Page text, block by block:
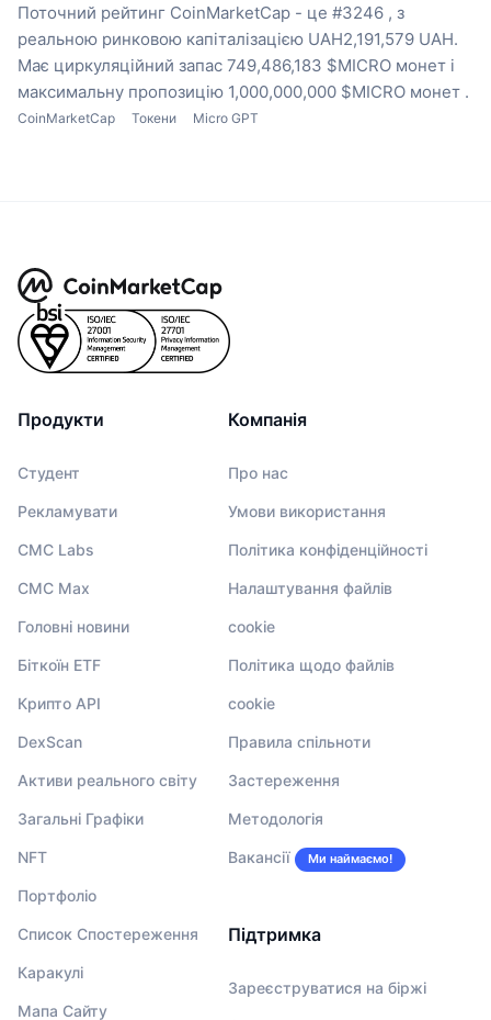
Поточний рейтинг CoinMarketCap - це #3246 , з
реальною ринковою капіталізацією UAH2,191,579 UAH.
Має циркуляційний запас 749,486,183 $MICRO монет і
максимальну пропозицію 1,000,000,000 $MICRO монет .
CoinMarketCap Токени Micro GPT
Продукти
Студент
Рекламувати
CMC Labs
CMC Max
Головні новини
Біткоїн ETF
Крипто API
DexScan
Активи реального світу
Загальні Графіки
NFT
Портфоліо
Список Спостереження
Каракулі
Мапа Сайту
Компанія
Про нас
Умови використання
Політика конфіденційності
Налаштування файлів
cookie
Політика щодо файлів
cookie
Правила спільноти
Застереження
Методологія
Вакансії Ми наймаємо!
Підтримка
Зареєструватися на біржі